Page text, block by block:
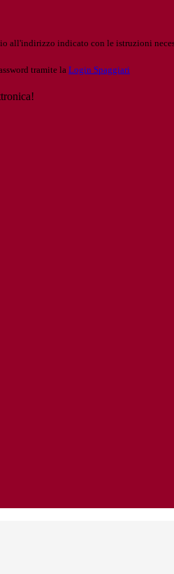
all'indirizzo indicato con le istruzioni
tramite la Login Spaggiari